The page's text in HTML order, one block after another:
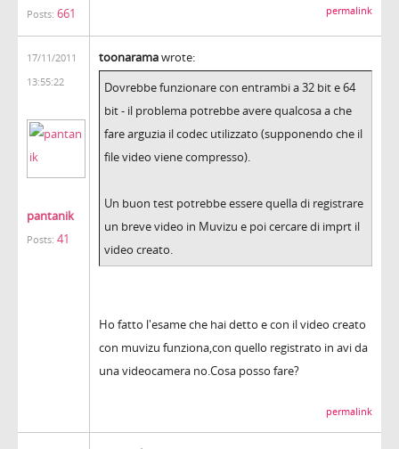
Posts: 661 permalink
17/11/2011
13:55:22
pantanik
Posts: 41
toonaramawrote:
Dovrebbe funzionare con entrambi a 32 bit e 64
bit - il problema potrebbe avere qualcosa a che
fare arguzia il codec utilizzato (supponendo che il
file video viene compresso).
Un buon test potrebbe essere quella di registrare
un breve video in Muvizu e poi cercare di imprt il
video creato.
Ho fatto l'esame che hai detto e con il video creato
con muvizu funziona,con quello registrato in avi da
una videocamera no.Cosa posso fare?
permalink